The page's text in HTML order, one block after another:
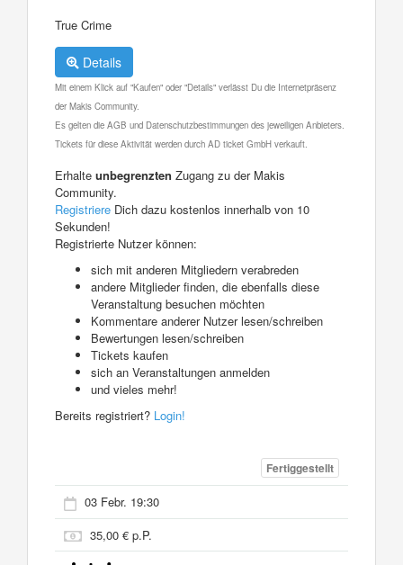
True Crime
Details
Mit einem Klick auf "Kaufen" oder "Details" verlässt Du die Internetpräsenz
der Makis Community.
Es gelten die AGB und Datenschutzbestimmungen des jeweiligen Anbieters.
Tickets für diese Aktivität werden durch AD ticket GmbH verkauft.
Erhalte unbegrenzten Zugang zu der Makis
Community.
Registriere Dich dazu kostenlos innerhalb von 10
Sekunden!
Registrierte Nutzer können:
sich mit anderen Mitgliedern verabreden
andere Mitglieder finden, die ebenfalls diese
Veranstaltung besuchen möchten
Kommentare anderer Nutzer lesen/schreiben
Bewertungen lesen/schreiben
Tickets kaufen
sich an Veranstaltungen anmelden
und vieles mehr!
Bereits registriert? Login!
Fertiggestellt
03 Febr. 19:30
35,00 € p.P.